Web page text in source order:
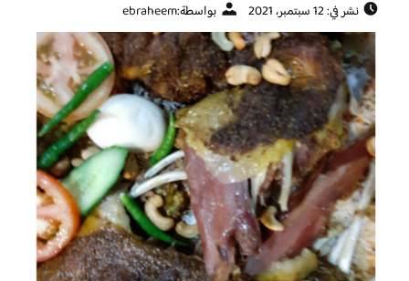
نشر في: 12 سبتمبر، 2021 بواسطة:ebraheem